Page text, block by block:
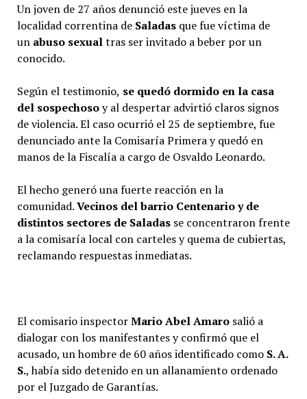
Un joven de 27 años denunció este jueves en la
localidad correntina de Saladasque fue víctima de
un abuso sexualtras ser invitado a beber por un
conocido.
Según el testimonio, se quedó dormido en la casa
del sospechosoy al despertar advirtió claros signos
de violencia. El caso ocurrió el 25 de septiembre, fue
denunciado ante la Comisaría Primera y quedó en
manos de la Fiscalía a cargo de Osvaldo Leonardo.
El hecho generó una fuerte reacción en la
comunidad.Vecinos del barrio Centenario y de
distintos sectores de Saladasse concentraron frente
a la comisaría local con carteles y quema de cubiertas,
reclamando respuestas inmediatas.
El comisario inspectorMario Abel Amarosalió a
dialogar con los manifestantes y confirmó que el
acusado, un hombre de 60 años identificado como S. A.
S., había sido detenido en un allanamiento ordenado
por el Juzgado de Garantías.